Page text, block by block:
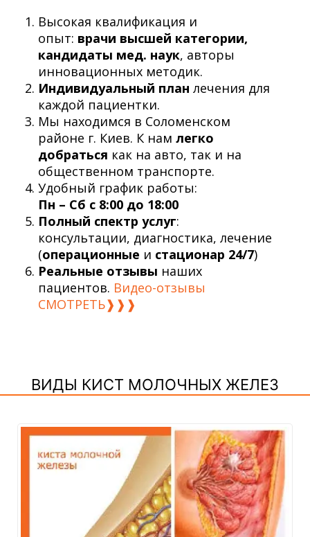
Высокая квалификация и
опыт: врачи высшей категории,
кандидаты мед. наук, авторы
инновационных методик.
Индивидуальный план лечения для
каждой пациентки.
Мы находимся в Соломенском
районе г. Киев. К нам легко
добраться как на авто, так и на
общественном транспорте.
Удобный график работы:
Пн – Сб с 8:00 до 18:00
Полный спектр услуг:
консультации, диагностика, лечение
(операционные и стационар 24/7)
Реальные отзывы наших
пациентов. Видео-отзывы
СМОТРЕТЬ❱❱❱
ВИДЫ КИСТ МОЛОЧНЫХ ЖЕЛЕЗ